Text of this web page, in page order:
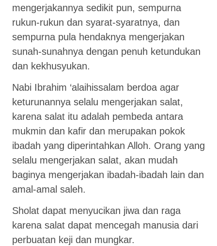
mengerjakannya sedikit pun, sempurna
rukun-rukun dan syarat-syaratnya, dan
sempurna pula hendaknya mengerjakan
sunah-sunahnya dengan penuh ketundukan
dan kekhusyukan.
Nabi Ibrahim ‘alaihissalam berdoa agar
keturunannya selalu mengerjakan salat,
karena salat itu adalah pembeda antara
mukmin dan kafir dan merupakan pokok
ibadah yang diperintahkan Alloh. Orang yang
selalu mengerjakan salat, akan mudah
baginya mengerjakan ibadah-ibadah lain dan
amal-amal saleh.
Sholat dapat menyucikan jiwa dan raga
karena salat dapat mencegah manusia dari
perbuatan keji dan mungkar.